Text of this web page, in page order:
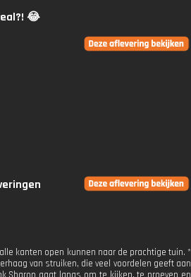
😂
kanten open kunnen naar de prachtige tuin. *
van struiken, die veel voordelen geeft aan